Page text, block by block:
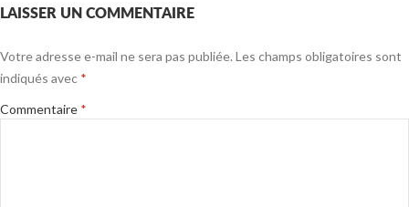
LAISSER UN COMMENTAIRE
Votre adresse e-mail ne sera pas publiée. Les champs obligatoires sont
indiqués avec *
Commentaire *